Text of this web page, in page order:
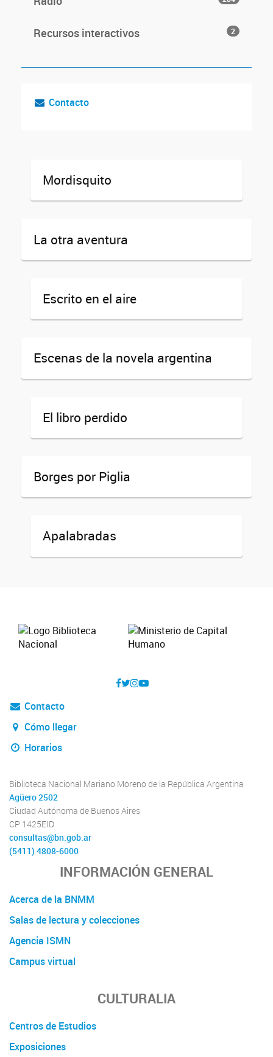
Recursos interactivos 2
Contacto
Mordisquito
La otra aventura
Escrito en el aire
Escenas de la novela argentina
El libro perdido
Borges por Piglia
Apalabradas
Contacto
Cómo llegar
Horarios
Biblioteca Nacional Mariano Moreno de la República Argentina
Agüero 2502
Ciudad Autónoma de Buenos Aires
CP 1425EID
consultas@bn.gob.ar
(5411) 4808-6000
INFORMACIÓN GENERAL
Acerca de la BNMM
Salas de lectura y colecciones
Agencia ISMN
Campus virtual
CULTURALIA
Centros de Estudios
Exposiciones